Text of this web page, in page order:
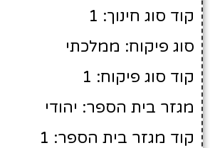
קוד סוג חינוך: 1
סוג פיקוח: ממלכתי
קוד סוג פיקוח: 1
מגזר בית הספר: יהודי
קוד מגזר בית הספר: 1